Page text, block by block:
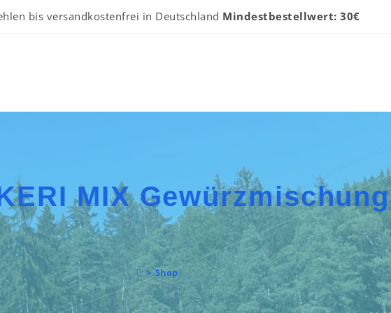
bis versandkostenfrei in Deutschland Mindestbestellwert: 30€
MIX Gewürzmischung
> Shop